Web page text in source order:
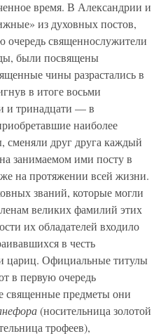
время. В Александрии и
из духовных постов,
очередь священнослужители
были посвящены
чины разрастались в
в итоге восьми
и тринадцати — в
наиболее
друг друга каждый
занимаемом ими посту в
на протяжении всей жизни.
званий, которые могли
великих фамилий этих
их обладателей входило
в честь
цариц. Официальные титулы
в первую очередь
священные предметы они
(носительница золотой
трофеев),